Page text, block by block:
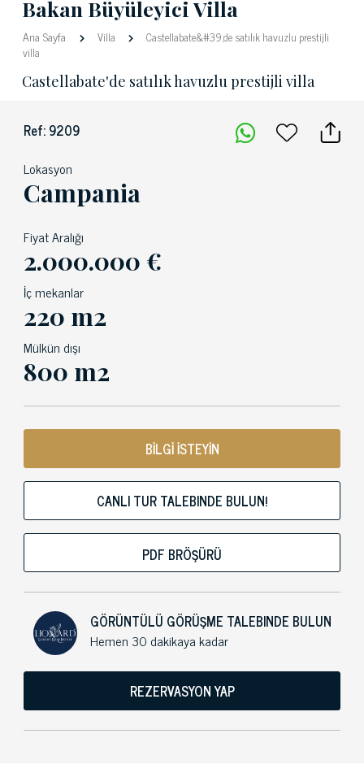
Bakan Büyüleyici Villa
Ana Sayfa Villa
Castellabate&#39;de satılık havuzlu prestijli
villa
Castellabate'de satılık havuzlu prestijli villa
Ref: 9209
Lokasyon
Campania
Fiyat Aralığı
2.000.000 €
İç mekanlar
220 m2
Mülkün dışı
800 m2
BİLGİ İSTEYİN
CANLI TUR TALEBINDE BULUN!
PDF BRÖŞÜRÜ
GÖRÜNTÜLÜ GÖRÜŞME TALEBINDE BULUN
Hemen 30 dakikaya kadar
REZERVASYON YAP